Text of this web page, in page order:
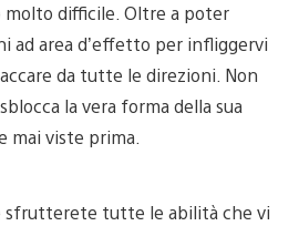
molto difficile. Oltre a poter
ad area d’effetto per infliggervi
da tutte le direzioni. Non
la vera forma della sua
mai viste prima.
sfrutterete tutte le abilità che vi